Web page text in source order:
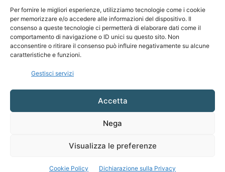
Per fornire le migliori esperienze, utilizziamo tecnologie come i cookie
per memorizzare e/o accedere alle informazioni del dispositivo. Il
consenso a queste tecnologie ci permetterà di elaborare dati come il
comportamento di navigazione o ID unici su questo sito. Non
acconsentire o ritirare il consenso può influire negativamente su alcune
caratteristiche e funzioni.
Gestisci servizi
Accetta
Nega
Visualizza le preferenze
Cookie Policy Dichiarazione sulla Privacy
CHI SIAMO
Contattaci:coelumastro@coelum.com